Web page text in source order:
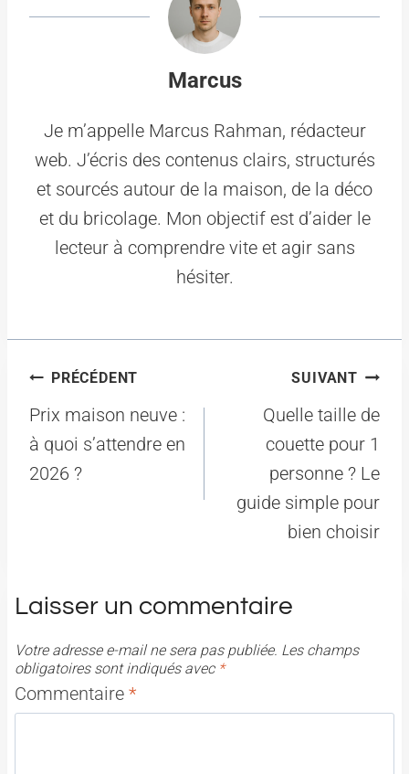
Marcus
Je m’appelle Marcus Rahman, rédacteur
web. J’écris des contenus clairs, structurés
et sourcés autour de la maison, de la déco
et du bricolage. Mon objectif est d’aider le
lecteur à comprendre vite et agir sans
hésiter.
Navigation
de
l’article
PRÉCÉDENT
Prix maison neuve :
à quoi s’attendre en
2026 ?
SUIVANT
Quelle taille de
couette pour 1
personne ? Le
guide simple pour
bien choisir
Laisser un commentaire
Votre adresse e-mail ne sera pas publiée. Les champs
obligatoires sont indiqués avec *
Commentaire *